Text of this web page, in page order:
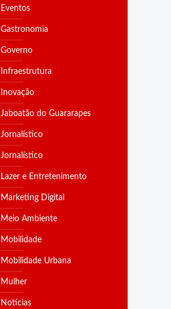
Eventos
Gastronomia
Governo
Infraestrutura
Inovação
Jaboatão do Guararapes
Jornalístico
Jornalístico
Lazer e Entretenimento
Marketing Digital
Meio Ambiente
Mobilidade
Mobilidade Urbana
Mulher
Notícias